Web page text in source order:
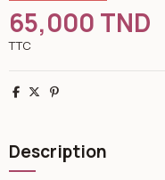
65,000 TND
TTC
Partager
TweetPinterest
Description